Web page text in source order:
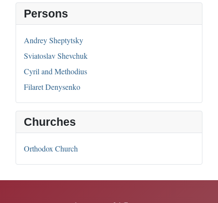
Persons
Andrey Sheptytsky
Sviatoslav Shevchuk
Cyril and Methodius
Filaret Denysenko
Churches
Orthodox Church